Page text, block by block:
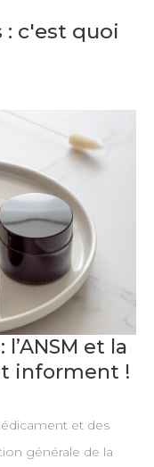
c'est quoi
et la
informent !
et des
générale de la